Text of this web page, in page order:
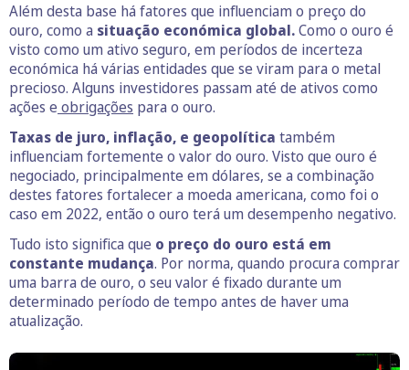
Além desta base há fatores que influenciam o preço do
ouro, como a situação económica global.Como o ouro é
visto como um ativo seguro, em períodos de incerteza
económica há várias entidades que se viram para o metal
precioso. Alguns investidores passam até de ativos como
ações e obrigações para o ouro.
Taxas de juro, inflação, e geopolítica também
influenciam fortemente o valor do ouro. Visto que ouro é
negociado, principalmente em dólares, se a combinação
destes fatores fortalecer a moeda americana, como foi o
caso em 2022, então o ouro terá um desempenho negativo.
Tudo isto significa que o preço do ouro está em
constante mudança. Por norma, quando procura comprar
uma barra de ouro, o seu valor é fixado durante um
determinado período de tempo antes de haver uma
atualização.